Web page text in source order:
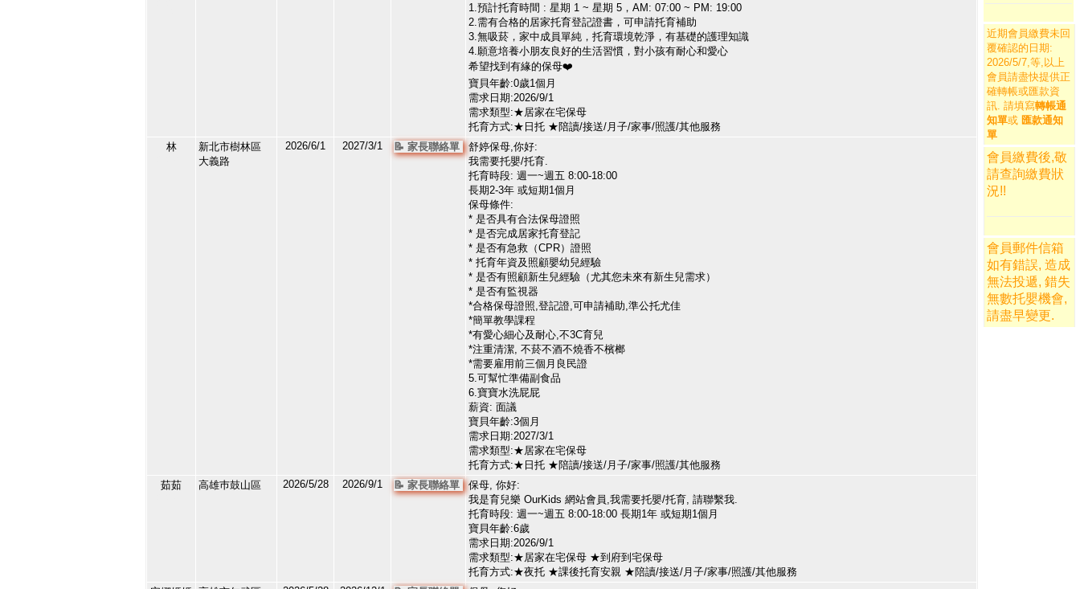
1.預計托育時間 : 星期 1 ~ 星期 5，AM: 07:00 ~ PM: 19:00
2.需有合格的居家托育登記證書，可申請托育補助
3.無吸菸，家中成員單純，托育環境乾淨，有基礎的護理知識
4.願意培養小朋友良好的生活習慣，對小孩有耐心和愛心
希望找到有緣的保母❤️
寶貝年齡:0歲1個月
需求日期:2026/9/1
需求類型:★居家在宅保母
托育方式:★日托 ★陪讀/接送/月子/家事/照護/其他服務
林
新北市樹林區
大義路
2026/6/1 2027/3/1 📝 家長聯絡單
舒婷保母,你好:
我需要托嬰/托育.
托育時段: 週一~週五 8:00-18:00
長期2-3年 或短期1個月
保母條件:
* 是否具有合法保母證照
* 是否完成居家托育登記
* 是否有急救（CPR）證照
* 托育年資及照顧嬰幼兒經驗
* 是否有照顧新生兒經驗（尤其您未來有新生兒需求）
* 是否有監視器
*合格保母證照,登記證,可申請補助,準公托尤佳
*簡單教學課程
*有愛心細心及耐心,不3C育兒
*注重清潔, 不菸不酒不燒香不檳榔
*需要雇用前三個月良民證
5.可幫忙準備副食品
6.寶寶水洗屁屁
薪資: 面議
寶貝年齡:3個月
需求日期:2027/3/1
需求類型:★居家在宅保母
托育方式:★日托 ★陪讀/接送/月子/家事/照護/其他服務
茹茹
高雄巿鼓山區 2026/5/28 2026/9/1 📝 家長聯絡單
保母, 你好:
我是育兒樂 OurKids 網站會員,我需要托嬰/托育, 請聯繫我.
托育時段: 週一~週五 8:00-18:00 長期1年 或短期1個月
寶貝年齡:6歲
需求日期:2026/9/1
需求類型:★居家在宅保母 ★到府到宅保母
托育方式:★夜托 ★課後托育安親 ★陪讀/接送/月子/家事/照護/其他服務
近期會員繳費未回
覆確認的日期:
2026/5/7,等,以上
會員請盡快提供正
確轉帳或匯款資
訊. 請填寫轉帳通
知單或 匯款通知
單
會員繳費後,敬
請查詢繳費狀
況!!
會員郵件信箱
如有錯誤, 造成
無法投遞, 錯失
無數托嬰機會,
請盡早變更.